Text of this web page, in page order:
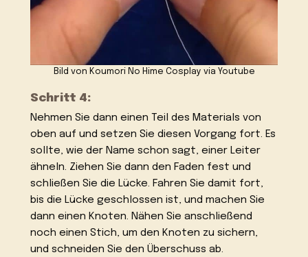
Bild von Koumori No Hime Cosplay via Youtube
Schritt 4:
Nehmen Sie dann einen Teil des Materials von
oben auf und setzen Sie diesen Vorgang fort. Es
sollte, wie der Name schon sagt, einer Leiter
ähneln. Ziehen Sie dann den Faden fest und
schließen Sie die Lücke. Fahren Sie damit fort,
bis die Lücke geschlossen ist, und machen Sie
dann einen Knoten. Nähen Sie anschließend
noch einen Stich, um den Knoten zu sichern,
und schneiden Sie den Überschuss ab.